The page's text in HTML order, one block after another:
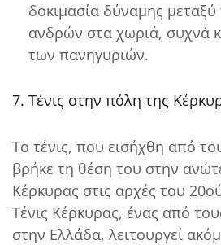
δοκιμασία δύναμης
ανδρών στα χωριά, συχνά
των πανηγυριών.
7. Τένις στην πόλη της
Το τένις, που εισήχθη από
βρήκε τη θέση του στην
Κέρκυρας στις αρχές του
Τένις Κέρκυρας, ένας από
στην Ελλάδα, λειτουργεί